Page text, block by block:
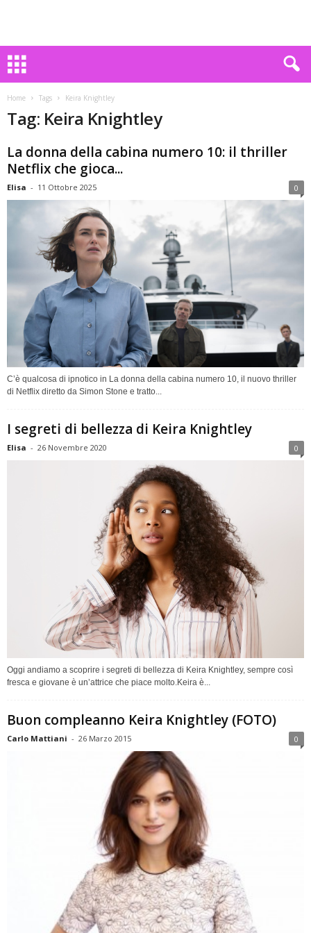
Home Tags Keira Knightley
Tag: Keira Knightley
La donna della cabina numero 10: il thriller
Netflix che gioca...
Elisa - 11 Ottobre 2025 0
C’è qualcosa di ipnotico in La donna della cabina numero 10, il nuovo thriller
di Netflix diretto da Simon Stone e tratto...
I segreti di bellezza di Keira Knightley
Elisa - 26 Novembre 2020 0
Oggi andiamo a scoprire i segreti di bellezza di Keira Knightley, sempre così
fresca e giovane è un’attrice che piace molto.Keira è...
Buon compleanno Keira Knightley (FOTO)
Carlo Mattiani - 26 Marzo 2015 0